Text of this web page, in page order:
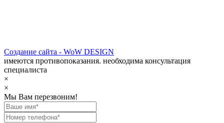
Создание сайта - WoW DESIGN
имеются противопоказания. необходима консультация
специалиста
×
×
Мы Вам перезвоним!